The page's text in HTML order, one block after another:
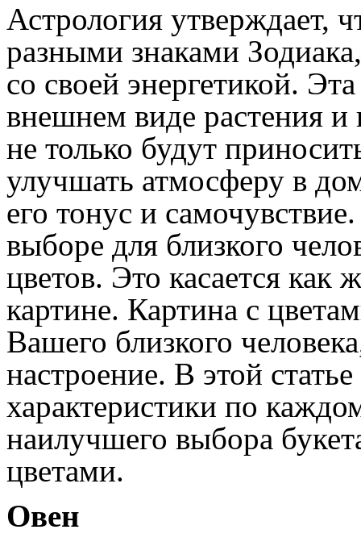
Астрология утверждает,
разными знаками
со своей энергетикой.
внешнем виде растения и
не только будут
улучшать атмосферу в
его тонус и
выборе для близкого
цветов. Это касается
картине. Картина с
Вашего близкого
настроение. В этой
характеристики по
наилучшего выбора
цветами.
Овен